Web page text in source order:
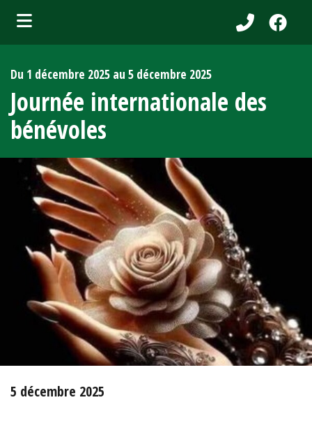
(Attraits touristiques )
(Affaires et entreprises )
Du 1 décembre 2025 au 5 décembre 2025
Journée internationale des
bénévoles
5 décembre 2025